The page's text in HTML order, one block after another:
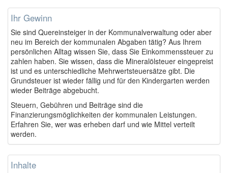
Ihr Gewinn
Sie sind Quereinsteiger in der Kommunalverwaltung oder aber
neu im Bereich der kommunalen Abgaben tätig? Aus Ihrem
persönlichen Alltag wissen Sie, dass Sie Einkommenssteuer zu
zahlen haben. Sie wissen, dass die Mineralölsteuer eingepreist
ist und es unterschiedliche Mehrwertsteuersätze gibt. Die
Grundsteuer ist wieder fällig und für den Kindergarten werden
wieder Beiträge abgebucht.
Steuern, Gebühren und Beiträge sind die
Finanzierungsmöglichkeiten der kommunalen Leistungen.
Erfahren Sie, wer was erheben darf und wie Mittel verteilt
werden.
Inhalte